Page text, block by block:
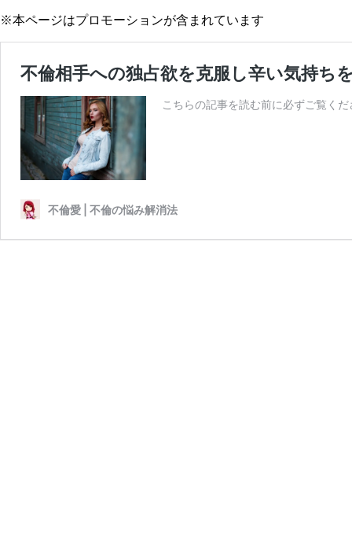
※本ページはプロモーションが含まれています
不倫相手への独占欲を克服し辛い気持ち
こちらの記事を読む前に必ずご覧く
不倫愛 | 不倫の悩み解消法